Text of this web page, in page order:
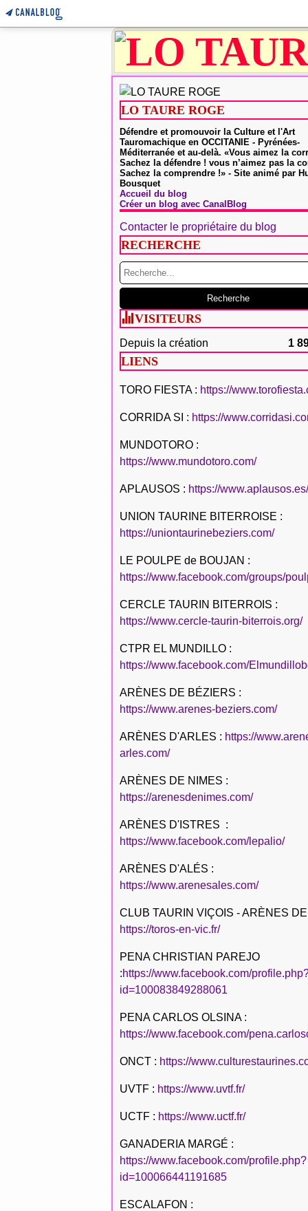
LO TAURE ROGE
Défendre et promouvoir la Culture et l'Art
Tauromachique en OCCITANIE - Pyrénées-
Méditerranée et au-delà. «Vous aimez la
Sachez la défendre ! vous n’aimez pas la
Sachez la comprendre !» - Site animé par
Bousquet
Accueil du blog
Créer un blog avec CanalBlog
Contacter le propriétaire du blog
RECHERCHE
VISITEURS
Depuis la création 1
LIENS
TORO FIESTA : https://
CORRIDA SI : https://
MUNDOTORO :
https://www.mundotoro.com/
APLAUSOS : https://www.aplausos.es/
UNION TAURINE BITERROISE :
https://uniontaurinebeziers.com/
LE POULPE de BOUJAN :
https://www.facebook.com/groups/
CERCLE TAURIN BITERROIS :
https://www.cercle-taurin-biterrois.org/
CTPR EL MUNDILLO :
https://www.facebook.com/
ARÈNES DE BÉZIERS :
https://www.arenes-beziers.com/
ARÈNES D'ARLES : https://
arles.com/
ARÈNES DE NIMES :
https://arenesdenimes.com/
ARÈNES D'ISTRES :
https://www.facebook.com/lepalio/
ARÈNES D'ALÉS :
https://www.arenesales.com/
CLUB TAURIN VIÇOIS - ARÈNES
https://toros-en-vic.fr/
PENA CHRISTIAN PAREJO
:https://www.facebook.com/
id=100083849288061
PENA CARLOS OLSINA :
https://www.facebook.com/
ONCT : https://
UVTF : https://www.uvtf.fr/
UCTF : https://www.uctf.fr/
GANADERIA MARGÉ :
https://www.facebook.com/profile.php?
id=100066441191685
ESCALAFON :